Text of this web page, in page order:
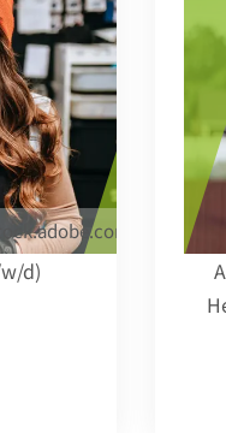
d)